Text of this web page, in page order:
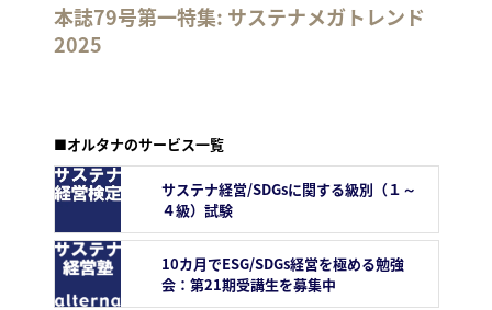
本誌79号第一特集: サステナメガトレンド
2025
■オルタナのサービス一覧
サステナ経営/SDGsに関する級別（１～
４級）試験
10カ月でESG/SDGs経営を極める勉強
会：第21期受講生を募集中